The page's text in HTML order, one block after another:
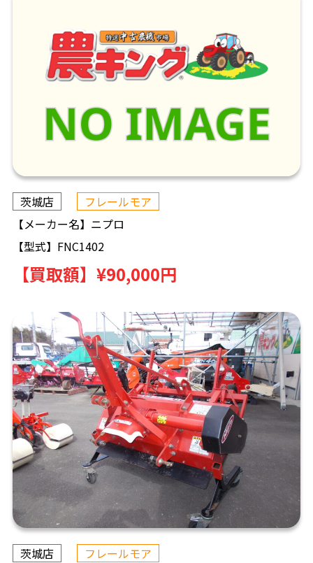
茨城店
フレールモア
【メーカー名】 ニプロ
【型式】 FNC1402
【買取額】 ¥90,000円
茨城店
フレールモア